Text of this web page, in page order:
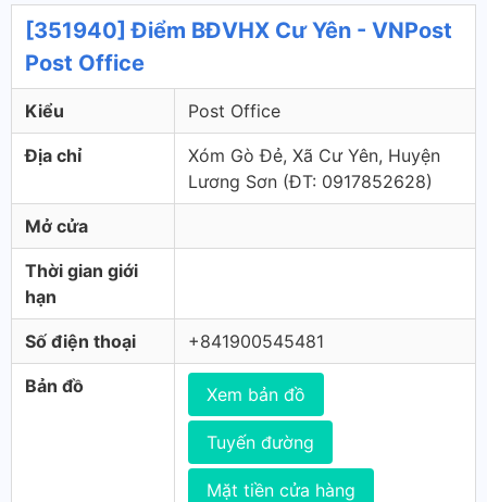
[351940] Điểm BĐVHX Cư Yên - VNPost
Post Office
Kiểu Post Office
Địa chỉ
Xóm Gò Đẻ, Xã Cư Yên, Huyện
Lương Sơn (ÐT: 0917852628)
Mở cửa
Thời gian giới
hạn
Số điện thoại +841900545481
Bản đồ Xem bản đồ
Tuyến đường
Mặt tiền cửa hàng